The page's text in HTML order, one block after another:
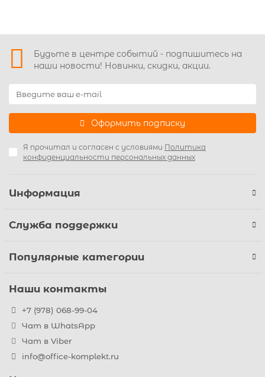
Будьте в центре событий - подпишитесь на
наши новости! Новинки, скидки, акции.
Оформить подписку
Я прочитал и согласен с условиями Политика
конфиденциальности персональных данных
Информация
Служба поддержки
Популярные категории
Наши контакты
+7 (978) 068-99-04
Чат в WhatsApp
Чат в Viber
info@office-komplekt.ru